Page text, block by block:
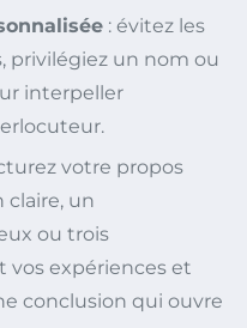
: évitez les
privilégiez un nom ou
interpeller
votre propos
un
ou trois
vos expériences et
conclusion qui ouvre